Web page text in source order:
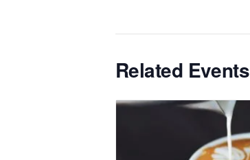
Related Events